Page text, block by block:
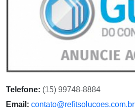
Telefone: (15) 99748-8884
Email: contato@refitsolucoes.com.br